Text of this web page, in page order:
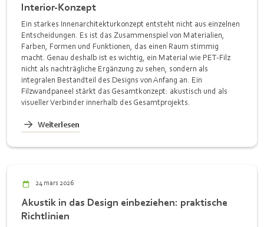
Interior-Konzept
Ein starkes Innenarchitekturkonzept entsteht nicht aus einzelnen
Entscheidungen. Es ist das Zusammenspiel von Materialien,
Farben, Formen und Funktionen, das einen Raum stimmig
macht. Genau deshalb ist es wichtig, ein Material wie PET-Filz
nicht als nachträgliche Ergänzung zu sehen, sondern als
integralen Bestandteil des Designs von Anfang an. Ein
Filzwandpaneel stärkt das Gesamtkonzept: akustisch und als
visueller Verbinder innerhalb des Gesamtprojekts.
Weiterlesen
24 mars 2026
Akustik in das Design einbeziehen: praktische
Richtlinien